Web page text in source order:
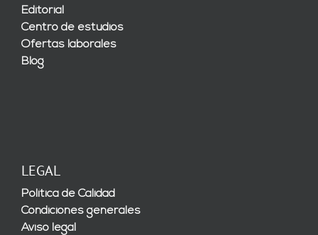
Editorial
Centro de estudios
Ofertas laborales
Blog
LEGAL
Política de Calidad
Condiciones generales
Aviso legal